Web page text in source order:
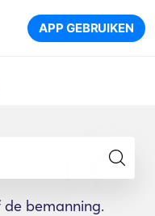
APP GEBRUIKEN
de bemanning.